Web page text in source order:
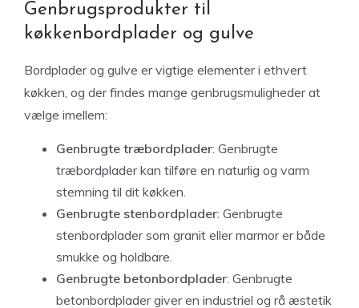
Genbrugsprodukter til
køkkenbordplader og gulve
Bordplader og gulve er vigtige elementer i ethvert
køkken, og der findes mange genbrugsmuligheder at
vælge imellem:
Genbrugte træbordplader: Genbrugte
træbordplader kan tilføre en naturlig og varm
stemning til dit køkken.
Genbrugte stenbordplader: Genbrugte
stenbordplader som granit eller marmor er både
smukke og holdbare.
Genbrugte betonbordplader: Genbrugte
betonbordplader giver en industriel og rå æstetik